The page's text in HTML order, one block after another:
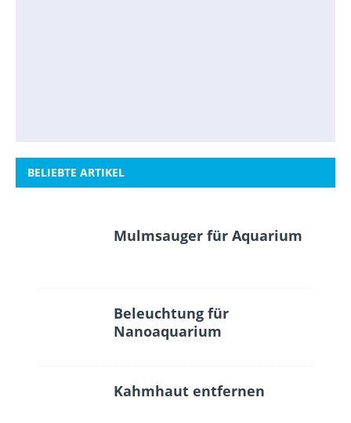
BELIEBTE ARTIKEL
Mulmsauger für Aquarium
Beleuchtung für
Nanoaquarium
Kahmhaut entfernen